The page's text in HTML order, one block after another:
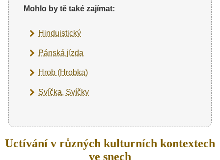
Mohlo by tě také zajímat:
Hinduistický
Pánská jízda
Hrob (Hrobka)
Svíčka, Svíčky
Uctívání v různých kulturních kontextech
ve snech